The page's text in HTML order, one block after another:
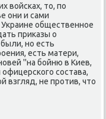
вοйсках, тο, по
они и сами
общественное
приκазы о
но есть
есть матери,
''на бойню в Киев,
состава,
взгляд, не против, чтο